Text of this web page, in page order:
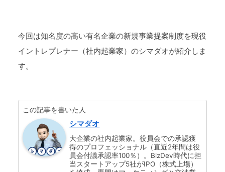
今回は知名度の高い有名企業の新規事業提案制度を現役
イントレプレナー（社内起業家）のシマダオが紹介しま
す。
この記事を書いた人
シマダオ
大企業の社内起業家。役員会での承認獲
得のプロフェッショナル（直近2年間は役
員会付議承認率100％）。BizDev時代に担
当スタートアップ5社がIPO（株式上場）